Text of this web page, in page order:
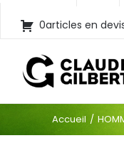
0articles en
Accueil